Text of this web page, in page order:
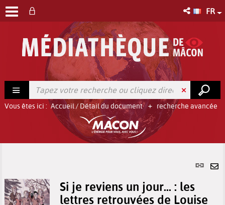
FR
recherche avancée
Vous êtes ici : Accueil/ Détail du document
Lien
Si je reviens un jour... : les
lettres retrouvées de Louise